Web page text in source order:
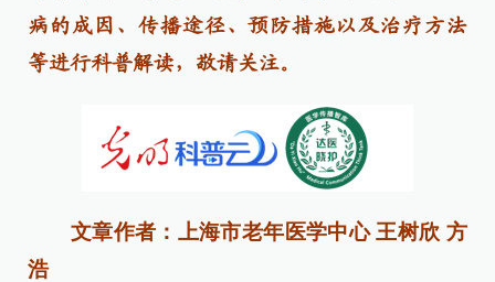
病的成因、传播途径、预防措施以及治疗方法
等进行科普解读，敬请关注。
文章作者：上海市老年医学中心 王树欣 方
浩